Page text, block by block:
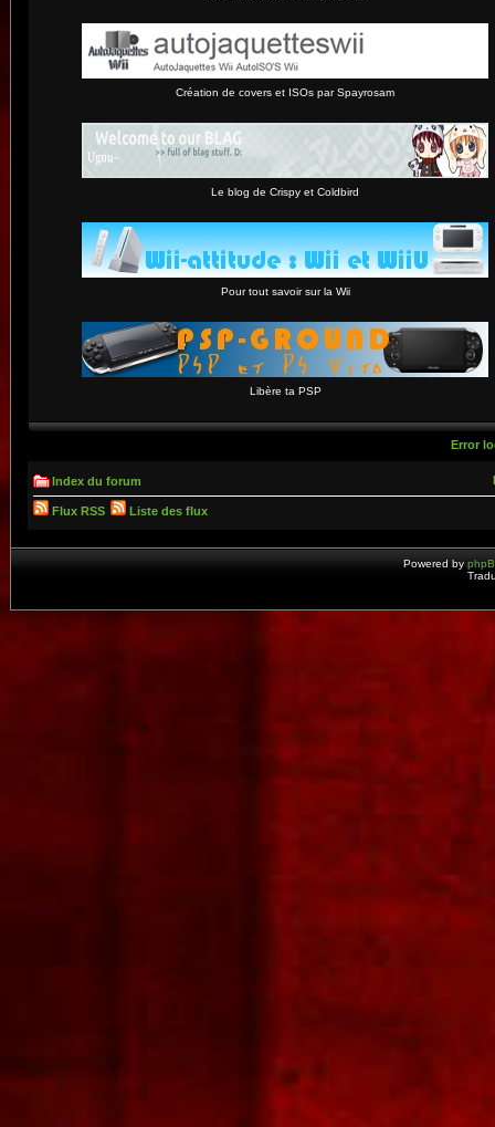
Création de covers et ISOs par Spayrosam
Le blog de Crispy et Coldbird
Pour tout savoir sur la Wii
Libère ta PSP
Error
Index du forum
Flux RSS Liste des flux
Powered by